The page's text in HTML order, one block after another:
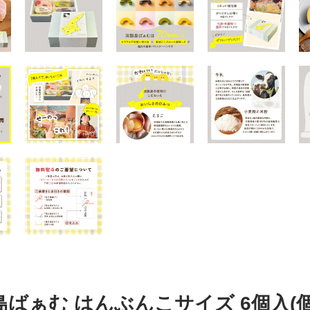
ばぁむ はんぶんこサイズ 6個入(